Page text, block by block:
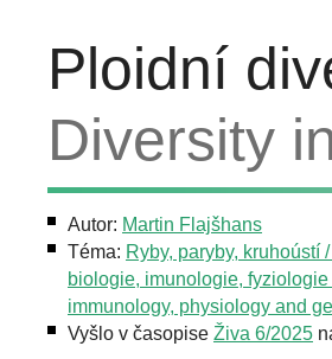
Ploidní
Diversity
Autor: Martin Flajšhans
Téma: Ryby, paryby, kruhoústí
biologie, imunologie,
immunology, physiology and
Vyšlo v časopise Živa 6/2025